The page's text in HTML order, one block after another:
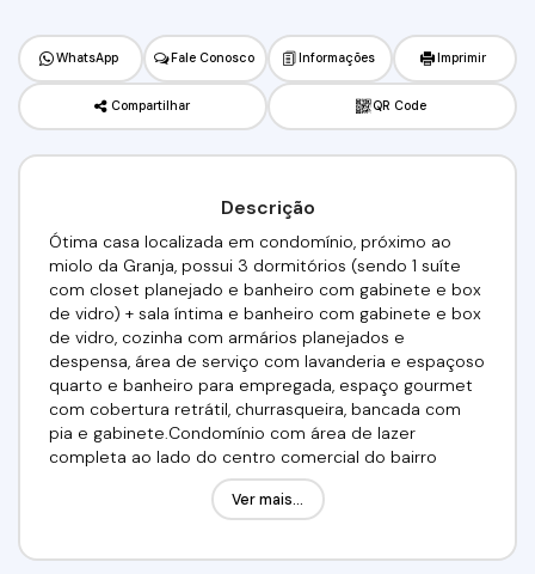
WhatsApp Fale Conosco Informações Imprimir
Compartilhar QR Code
Descrição
Ótima casa localizada em condomínio, próximo ao
miolo da Granja, possui 3 dormitórios (sendo 1 suíte
com closet planejado e banheiro com gabinete e box
de vidro) + sala íntima e banheiro com gabinete e box
de vidro, cozinha com armários planejados e
despensa, área de serviço com lavanderia e espaçoso
quarto e banheiro para empregada, espaço gourmet
com cobertura retrátil, churrasqueira, bancada com
pia e gabinete.Condomínio com área de lazer
completa ao lado do centro comercial do bairro
(academias, supermercados, farmácias, pizzarias,
postos de gasolina, próximo à rodovia Raposo Tavares
Ver mais...